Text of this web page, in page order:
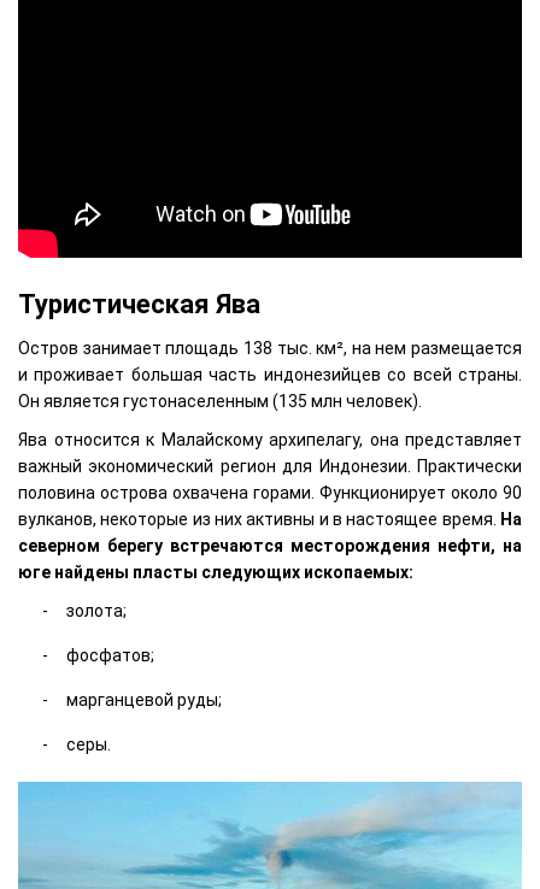
Туристическая Ява
Остров занимает площадь 138 тыс. км², на нем размещается
и проживает большая часть индонезийцев со всей страны.
Он является густонаселенным (135 млн человек).
Ява относится к Малайскому архипелагу, она представляет
важный экономический регион для Индонезии. Практически
половина острова охвачена горами. Функционирует около 90
вулканов, некоторые из них активны и в настоящее время. На
северном берегу встречаются месторождения нефти, на
юге найдены пласты следующих ископаемых:
золота;
фосфатов;
марганцевой руды;
серы.